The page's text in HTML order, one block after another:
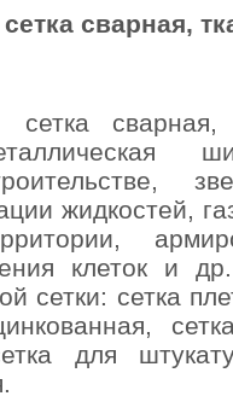
сварная,
сетка
жидкостей,
клеток и
сетки: сетка
для